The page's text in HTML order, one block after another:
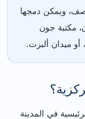
ونصف، ويمكن دمجها
مكتبة جون
أو ميدان ألبرت.
في المدينة